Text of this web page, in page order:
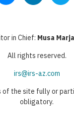
in Chief: Musa
All rights reserved.
irs@irs-az.com
of the site fully or
obligatory.